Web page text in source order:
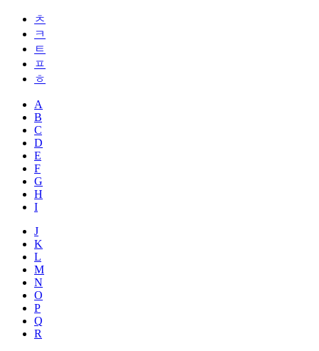
ㅊ
ㅋ
ㅌ
ㅍ
ㅎ
A
B
C
D
E
F
G
H
I
J
K
L
M
N
O
P
Q
R